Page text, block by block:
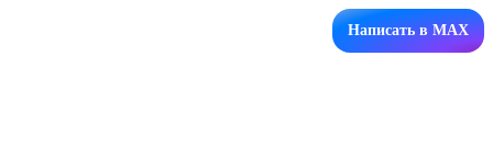
Написать в MAX